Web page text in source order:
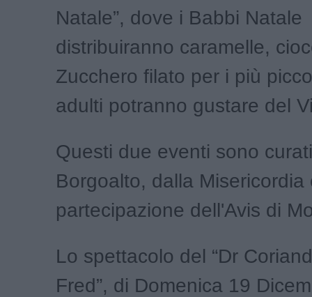
Natale”, dove i Babbi Natale
distribuiranno caramelle,
Zucchero filato per i più
adulti potranno gustare del
Questi due eventi sono
Borgoalto, dalla Misericordia
partecipazione dell'Avis di
Lo spettacolo del “Dr
Fred”, di Domenica 19